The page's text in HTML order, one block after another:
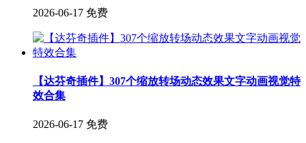
2026-06-17 免费
【达芬奇插件】307个缩放转场动态效果文字动画视觉特
效合集
2026-06-17 免费